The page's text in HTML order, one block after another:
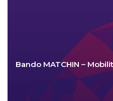
Bando MATCHIN –